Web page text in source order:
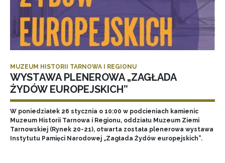
MUZEUM HISTORII TARNOWA I REGIONU
WYSTAWA PLENEROWA „ZAGŁADA
ŻYDÓW EUROPEJSKICH”
W poniedziałek 26 stycznia o 10:00 w podcieniach kamienic
Muzeum Historii Tarnowa i Regionu, oddziału Muzeum Ziemi
Tarnowskiej (Rynek 20-21), otwarta została plenerowa wystawa
Instytutu Pamięci Narodowej „Zagłada Żydów europejskich”.